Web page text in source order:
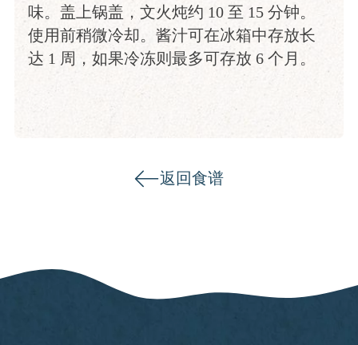
味。盖上锅盖，文火炖约 10 至 15 分钟。
使用前稍微冷却。酱汁可在冰箱中存放长
达 1 周，如果冷冻则最多可存放 6 个月。
返回食谱